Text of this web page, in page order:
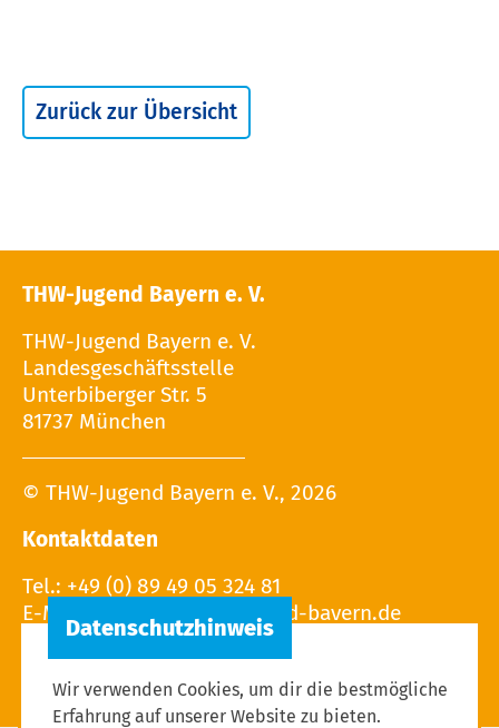
Zurück zur Übersicht
THW-Jugend Bayern e. V.
THW-Jugend Bayern e. V.
Landesgeschäftsstelle
Unterbiberger Str. 5
81737 München
© THW-Jugend Bayern e. V., 2026
Kontaktdaten
Tel.: +49 (0) 89 49 05 324 81
E-Mail:
Wir verwenden Cookies, um dir die bestmögliche
Erfahrung auf unserer Website zu bieten.